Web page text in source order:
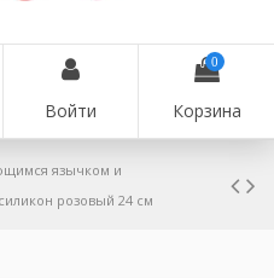
Войти
0
Корзина
язычком и
розовый 24 см